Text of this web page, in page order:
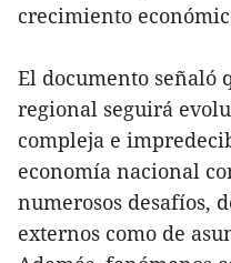
crecimiento
El documento señaló
regional seguirá
compleja e
economía nacional
numerosos desafíos,
externos como de